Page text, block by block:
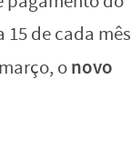
de cada mês
onovo